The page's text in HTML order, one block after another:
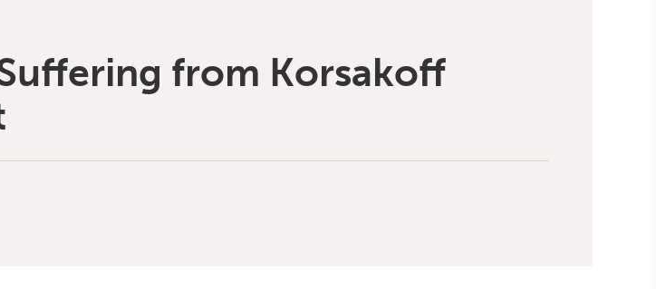
from Korsakoff